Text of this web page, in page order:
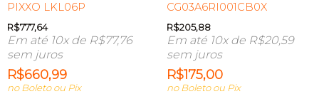
PIXXO LKL06P
R$777,64
Em até 10x de R$77,76
sem juros
R$660,99
no Boleto ou Pix
CG03A6RI001CB0X
R$205,88
Em até 10x de R$20,59
sem juros
R$175,00
no Boleto ou Pix